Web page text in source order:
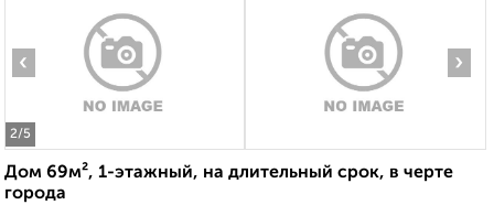
2/5
‹ ›
Дом 69м², 1-этажный, на длительный срок, в черте
города